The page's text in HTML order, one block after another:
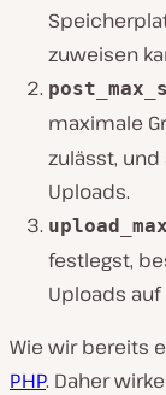
zuweisen
maximale
zulässt, und
Uploads.
festlegst,
Uploads
Wie wir bereits
PHP. Daher